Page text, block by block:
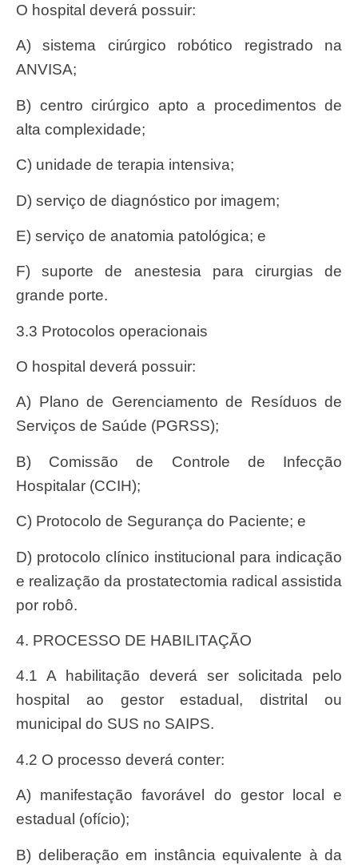
O hospital deverá possuir:
a) sistema cirúrgico robótico registrado na
ANVISA;
b) centro cirúrgico apto a procedimentos de
alta complexidade;
c) unidade de terapia intensiva;
d) serviço de diagnóstico por imagem;
e) serviço de anatomia patológica; e
f) suporte de anestesia para cirurgias de
grande porte.
3.3 Protocolos operacionais
O hospital deverá possuir:
a) Plano de Gerenciamento de Resíduos de
Serviços de Saúde (PGRSS);
b) Comissão de Controle de Infecção
Hospitalar (CCIH);
c) Protocolo de Segurança do Paciente; e
d) protocolo clínico institucional para indicação
e realização da prostatectomia radical assistida
por robô.
4. PROCESSO DE HABILITAÇÃO
4.1 A habilitação deverá ser solicitada pelo
hospital ao gestor estadual, distrital ou
municipal do SUS no SAIPS.
4.2 O processo deverá conter:
a) manifestação favorável do gestor local e
estadual (ofício);
b) deliberação em instância equivalente à da